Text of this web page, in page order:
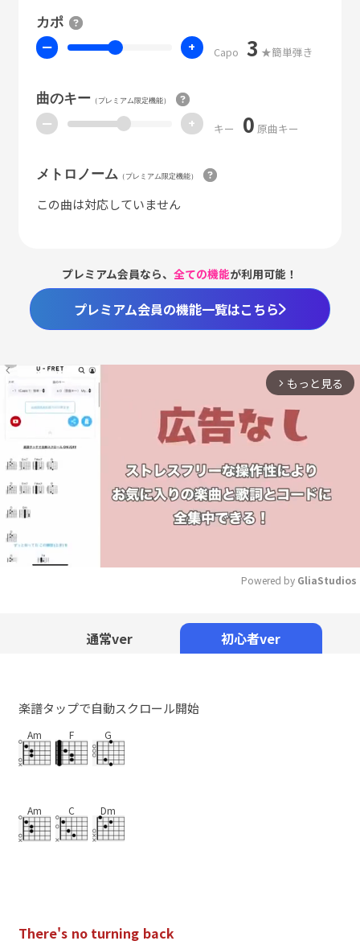
カポ
ー + Capo 3 ★簡単弾き
曲のキー（プレミアム限定機能）
ー + キー 0 原曲キー
メトロノーム（プレミアム限定機能）
この曲は対応していません
プレミアム会員なら、全ての機能が利用可能！
プレミアム会員の機能一覧はこちら
arrow_forward_ios もっと見る
Powered by GliaStudios
通常ver 初心者ver
楽譜タップで自動スクロール開始
Am F G
Am C Dm
There's no turning back